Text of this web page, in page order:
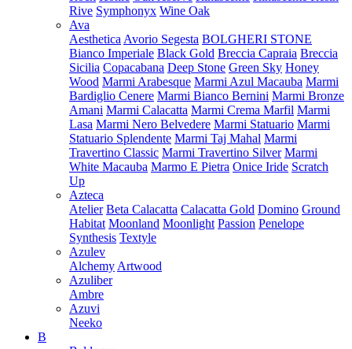
Rive Symphonyx Wine Oak
Ava
Aesthetica Avorio Segesta BOLGHERI STONE
Bianco Imperiale Black Gold Breccia Capraia Breccia
Sicilia Copacabana Deep Stone Green Sky Honey
Wood Marmi Arabesque Marmi Azul Macauba Marmi
Bardiglio Cenere Marmi Bianco Bernini Marmi Bronze
Amani Marmi Calacatta Marmi Crema Marfil Marmi
Lasa Marmi Nero Belvedere Marmi Statuario Marmi
Statuario Splendente Marmi Taj Mahal Marmi
Travertino Classic Marmi Travertino Silver Marmi
White Macauba Marmo E Pietra Onice Iride Scratch
Up
Azteca
Atelier Beta Calacatta Calacatta Gold Domino Ground
Habitat Moonland Moonlight Passion Penelope
Synthesis Textyle
Azulev
Alchemy Artwood
Azuliber
Ambre
Azuvi
Neeko
B